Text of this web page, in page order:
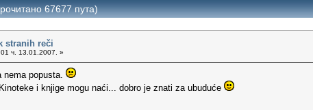
67677 пута)
stranih reči
ч. 13.01.2007. »
popusta.
i knjige mogu naći... dobro je znati za ubuduće